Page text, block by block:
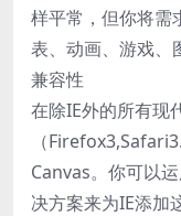
样平常，但你将需
表、动画、游戏、
兼容性
在除IE外的所有现
（
Canvas。你可以
决方案来为IE添加